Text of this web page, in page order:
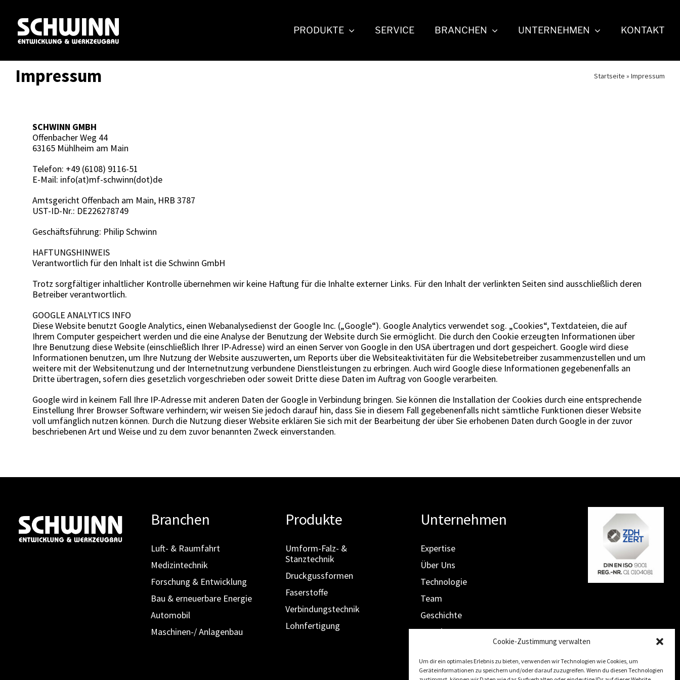
Cookie-Zustimmung verwalten
Um dir ein optimales Erlebnis zu bieten, verwenden wir Technologien wie Cookies, um
Geräteinformationen zu speichern und/oder darauf zuzugreifen. Wenn du diesen Technologien
Inhalt
springen
PRODUKTE SERVICE BRANCHEN UNTERNEHMEN KONTAKT
Impressum Startseite » Impressum
SCHWINN GMBH
Offenbacher Weg 44
63165 Mühlheim am Main
Telefon: +49 (6108) 9116-51
E-Mail: info(at)mf-schwinn(dot)de
Amtsgericht Offenbach am Main, HRB 3787
UST-ID-Nr.: DE226278749
Geschäftsführung: Philip Schwinn
HAFTUNGSHINWEIS
Verantwortlich für den Inhalt ist die Schwinn GmbH
Trotz sorgfältiger inhaltlicher Kontrolle übernehmen wir keine Haftung für die Inhalte externer Links. Für den Inhalt der verlinkten Seiten sind ausschließlich deren
Betreiber verantwortlich.
GOOGLE ANALYTICS INFO
Diese Website benutzt Google Analytics, einen Webanalysedienst der Google Inc. („Google“). Google Analytics verwendet sog. „Cookies“, Textdateien, die auf
Ihrem Computer gespeichert werden und die eine Analyse der Benutzung der Website durch Sie ermöglicht. Die durch den Cookie erzeugten Informationen über
Ihre Benutzung diese Website (einschließlich Ihrer IP-Adresse) wird an einen Server von Google in den USA übertragen und dort gespeichert. Google wird diese
Informationen benutzen, um Ihre Nutzung der Website auszuwerten, um Reports über die Websiteaktivitäten für die Websitebetreiber zusammenzustellen und um
weitere mit der Websitenutzung und der Internetnutzung verbundene Dienstleistungen zu erbringen. Auch wird Google diese Informationen gegebenenfalls an
Dritte übertragen, sofern dies gesetzlich vorgeschrieben oder soweit Dritte diese Daten im Auftrag von Google verarbeiten.
Google wird in keinem Fall Ihre IP-Adresse mit anderen Daten der Google in Verbindung bringen. Sie können die Installation der Cookies durch eine entsprechende
Einstellung Ihrer Browser Software verhindern; wir weisen Sie jedoch darauf hin, dass Sie in diesem Fall gegebenenfalls nicht sämtliche Funktionen dieser Website
voll umfänglich nutzen können. Durch die Nutzung dieser Website erklären Sie sich mit der Bearbeitung der über Sie erhobenen Daten durch Google in der zuvor
beschriebenen Art und Weise und zu dem zuvor benannten Zweck einverstanden.
Branchen
Luft- & Raumfahrt
Medizintechnik
Forschung & Entwicklung
Bau & erneuerbare Energie
Automobil
Maschinen-/ Anlagenbau
Produkte
Umform-Falz- &
Stanztechnik
Druckgussformen
Faserstoffe
Verbindungstechnik
Lohnfertigung
Unternehmen
Expertise
Über Uns
Technologie
Team
Geschichte
Standort
Jobs